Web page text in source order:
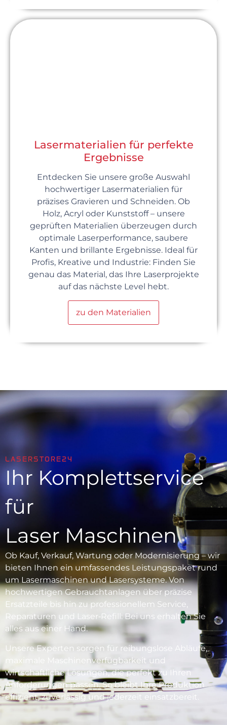
Lasermaterialien für perfekte
Ergebnisse
Entdecken Sie unsere große Auswahl
hochwertiger Lasermaterialien für
präzises Gravieren und Schneiden. Ob
Holz, Acryl oder Kunststoff – unsere
geprüften Materialien überzeugen durch
optimale Laserperformance, saubere
Kanten und brillante Ergebnisse. Ideal für
Profis, Kreative und Industrie: Finden Sie
genau das Material, das Ihre Laserprojekte
auf das nächste Level hebt.
zu den Materialien
LASERSTORE24
Ihr Komplettservice
für
Laser Maschinen
Ob Kauf, Verkauf, Wartung oder Modernisierung – wir
bieten Ihnen ein umfassendes Leistungspaket rund
um Lasermaschinen und Lasersysteme. Von
hochwertigen Gebrauchtanlagen über präzise
Ersatzteile bis hin zu professionellem Service,
Reparaturen und Laser‑Refill: Bei uns erhalten Sie
alles aus einer Hand.
Unsere Experten sorgen für reibungslose Abläufe,
maximale Maschinenverfügbarkeit und
wirtschaftliche Lösungen, die perfekt zu Ihren
Anforderungen passen. So bleibt Ihre Produktion
effizient, zuverlässig und jederzeit einsatzbereit.